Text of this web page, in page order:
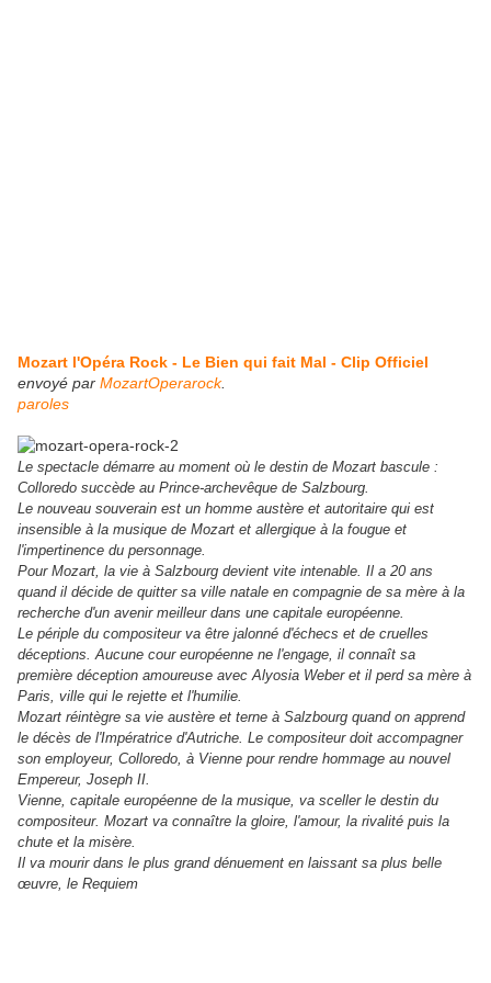
Mozart l'Opéra Rock - Le Bien qui fait Mal - Clip Officiel
envoyé par MozartOperarock.
paroles
Le spectacle démarre au moment où le destin de Mozart bascule :
Colloredo succède au Prince-archevêque de Salzbourg.
Le nouveau souverain est un homme austère et autoritaire qui est
insensible à la musique de Mozart et allergique à la fougue et
l'impertinence du personnage.
Pour Mozart, la vie à Salzbourg devient vite intenable. Il a 20 ans
quand il décide de quitter sa ville natale en compagnie de sa mère à la
recherche d'un avenir meilleur dans une capitale européenne.
Le périple du compositeur va être jalonné d'échecs et de cruelles
déceptions. Aucune cour européenne ne l'engage, il connaît sa
première déception amoureuse avec Alyosia Weber et il perd sa mère à
Paris, ville qui le rejette et l'humilie.
Mozart réintègre sa vie austère et terne à Salzbourg quand on apprend
le décès de l'Impératrice d'Autriche. Le compositeur doit accompagner
son employeur, Colloredo, à Vienne pour rendre hommage au nouvel
Empereur, Joseph II.
Vienne, capitale européenne de la musique, va sceller le destin du
compositeur. Mozart va connaître la gloire, l'amour, la rivalité puis la
chute et la misère.
Il va mourir dans le plus grand dénuement en laissant sa plus belle
œuvre, le Requiem